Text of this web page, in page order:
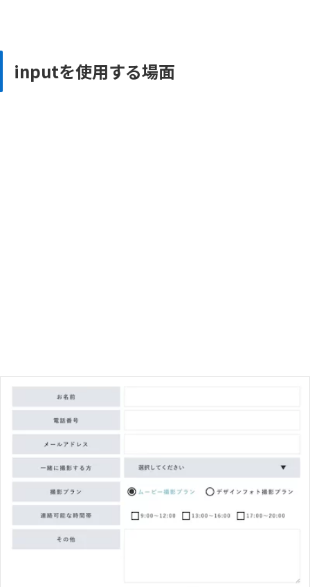
inputを使用する場面